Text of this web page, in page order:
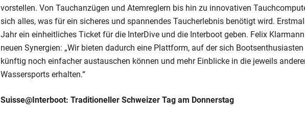
vorstellen. Von Tauchanzügen und Atemreglern bis hin zu innovativen
sich alles, was für ein sicheres und spannendes Taucherlebnis benötigt wird.
Jahr ein einheitliches Ticket für die InterDive und die Interboot geben. Felix
neuen Synergien: „Wir bieten dadurch eine Plattform, auf der sich
künftig noch einfacher austauschen können und mehr Einblicke in die jeweils
Wassersports erhalten.“
Suisse@Interboot: Traditioneller Schweizer Tag am Donnerstag